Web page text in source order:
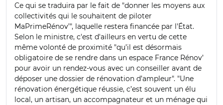
Ce qui se traduira par le fait de "donner les moyens aux
collectivités qui le souhaitent de piloter
MaPrimeRénov’", laquelle restera financée par l'État.
Selon le ministre, c'est d'ailleurs en vertu de cette
même volonté de proximité "qu’il est désormais
obligatoire de se rendre dans un espace France Rénov’
pour avoir un rendez-vous avec un conseiller avant de
déposer une dossier de rénovation d’ampleur". "Une
rénovation énergétique réussie, c’est souvent un élu
local, un artisan, un accompagnateur et un ménage qui